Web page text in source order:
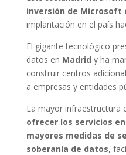
inversión de Microsoft
implantación en el país
El gigante tecnológico
datos en Madrid y ha
construir centros
a empresas y entidades
La mayor infraestructura
ofrecer los servicios
mayores medidas de
soberanía de datos,